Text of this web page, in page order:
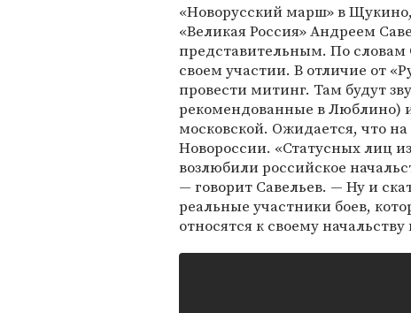
«Новорусский марш» в
«Великая Россия» Андреем
представительным. По словам
своем участии. В отличие от
провести митинг. Там будут
рекомендованные в Люблино)
московской. Ожидается, что
Новороссии. «Статусных лиц
возлюбили российское
— говорит Савельев. — Ну и
реальные участники боев,
относятся к своему